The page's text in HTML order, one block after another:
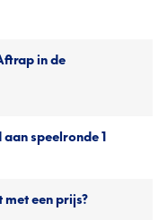
in de
speelronde 1
een prijs?